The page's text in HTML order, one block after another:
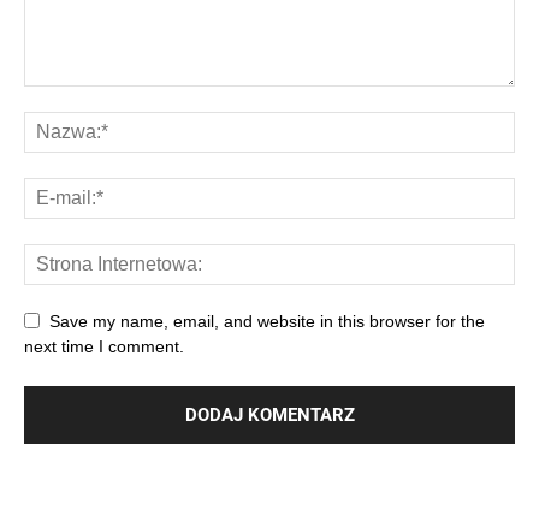
Save my name, email, and website in this browser for the
next time I comment.